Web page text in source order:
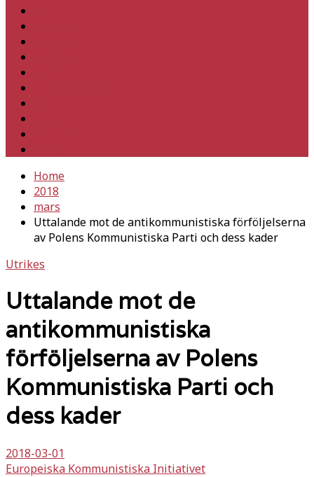
Home
2018
mars
Uttalande mot de antikommunistiska förföljelserna
av Polens Kommunistiska Parti och dess kader
Utrikes
Uttalande mot de
antikommunistiska
förföljelserna av Polens
Kommunistiska Parti och
dess kader
2018-03-01
Europeiska Kommunistiska Initiativet